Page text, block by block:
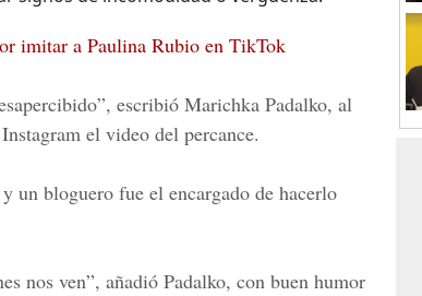
imitar a Paulina Rubio en TikTok
escribió Marichka Padalko, al
Instagram el video del percance.
un bloguero fue el encargado de hacerlo
nos ven”, añadió Padalko, con buen humor